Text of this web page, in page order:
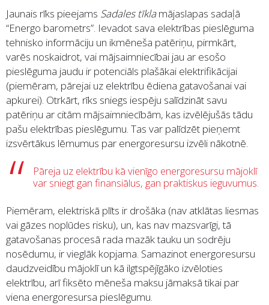
Jaunais rīks pieejams Sadales tīklamājaslapas sadaļā
“Energo barometrs”. Ievadot sava elektrības pieslēguma
tehnisko informāciju un ikmēneša patēriņu, pirmkārt,
varēs noskaidrot, vai mājsaimniecībai jau ar esošo
pieslēguma jaudu ir potenciāls plašākai elektrifikācijai
(piemēram, pārejai uz elektrību ēdiena gatavošanai vai
apkurei). Otrkārt, rīks sniegs iespēju salīdzināt savu
patēriņu ar citām mājsaimniecībām, kas izvēlējušās tādu
pašu elektrības pieslēgumu. Tas var palīdzēt pieņemt
izsvērtākus lēmumus par energoresursu izvēli nākotnē.
Pāreja uz elektrību kā vienīgo energoresursu mājoklī
var sniegt gan finansiālus, gan praktiskus ieguvumus.
Piemēram, elektriskā plīts ir drošāka (nav atklātas liesmas
vai gāzes noplūdes risku), un, kas nav mazsvarīgi, tā
gatavošanas procesā rada mazāk tauku un sodrēju
nosēdumu, ir vieglāk kopjama. Samazinot energoresursu
daudzveidību mājoklī un kā ilgtspējīgāko izvēloties
elektrību, arī fiksēto mēneša maksu jāmaksā tikai par
viena energoresursa pieslēgumu.